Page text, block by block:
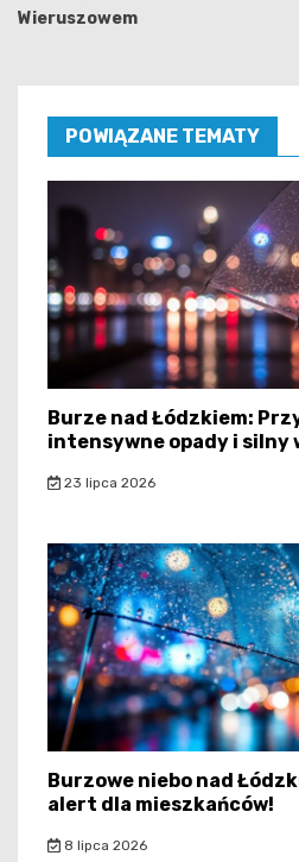
Wieruszowem
POWIĄZANE TEMATY
Burze nad Łódzkiem:
intensywne opady i silny
23 lipca 2026
Burzowe niebo nad
alert dla mieszkańców!
8 lipca 2026